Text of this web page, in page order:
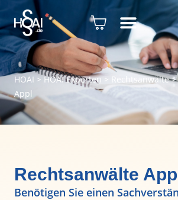
HOAI > HOAI Experten> Rechtsanwälte>
Appl
Rechtsanwälte
Benötigen Sie einen